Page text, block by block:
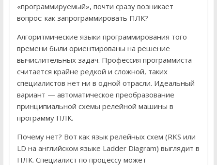
«программируемый», почти сразу возникает
вопрос: как запрограммировать ПЛК?
Алгоритмические языки программирования того
времени были ориентированы на решение
вычислительных задач. Профессия программиста
считается крайне редкой и сложной, таких
специалистов нет ни в одной отрасли. Идеальный
вариант — автоматическое преобразование
принципиальной схемы релейной машины в
программу ПЛК.
Почему нет? Вот как язык релейных схем (RKS или
LD на английском языке Ladder Diagram) выглядит в
ПЛК. Специалист по процессу может